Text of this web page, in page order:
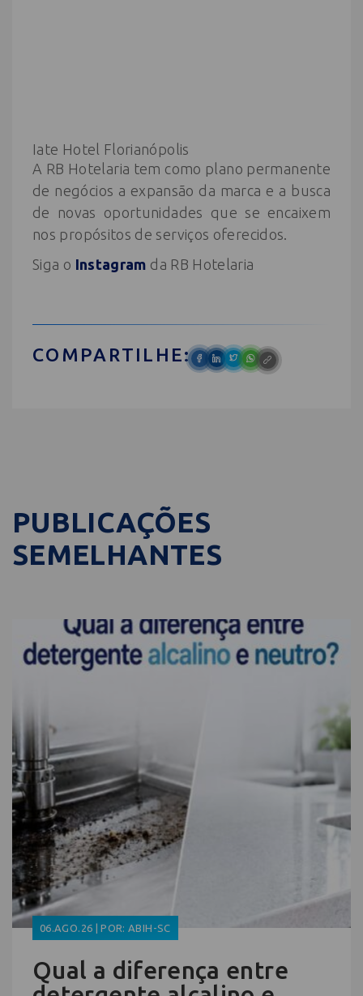
Iate Hotel Florianópolis
A RB Hotelaria tem como plano permanente
de negócios a expansão da marca e a busca
de novas oportunidades que se encaixem
nos propósitos de serviços oferecidos.
Siga o Instagram da RB Hotelaria
COMPARTILHE:
PUBLICAÇÕES
SEMELHANTES
06.AGO.26 | POR: ABIH-SC
Qual a diferença entre